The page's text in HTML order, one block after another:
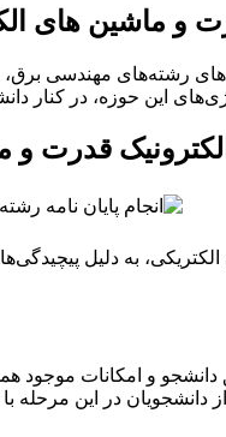
و ماشین های
رشته‌های مهندسی
این حوزه، در کنار
قدرت و
الکتریکی، به دلیل
و امکانات موجود
دانشجویان در این